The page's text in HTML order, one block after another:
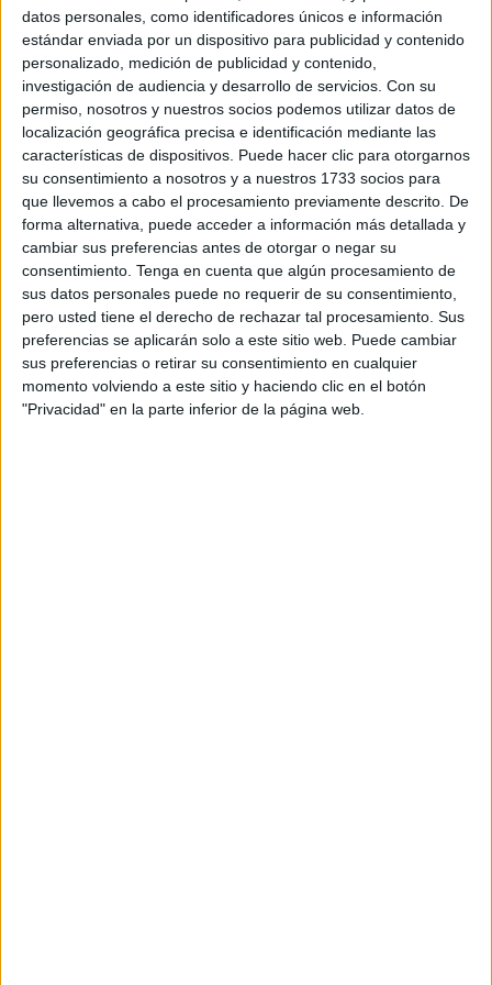
datos personales, como identificadores únicos e información
estándar enviada por un dispositivo para publicidad y contenido
personalizado, medición de publicidad y contenido,
investigación de audiencia y desarrollo de servicios. Con su
permiso, nosotros y nuestros socios podemos utilizar datos de
localización geográfica precisa e identificación mediante las
características de dispositivos. Puede hacer clic para otorgarnos
su consentimiento a nosotros y a nuestros 1733 socios para
que llevemos a cabo el procesamiento previamente descrito. De
forma alternativa, puede acceder a información más detallada y
cambiar sus preferencias antes de otorgar o negar su
consentimiento. Tenga en cuenta que algún procesamiento de
sus datos personales puede no requerir de su consentimiento,
pero usted tiene el derecho de rechazar tal procesamiento. Sus
preferencias se aplicarán solo a este sitio web. Puede cambiar
sus preferencias o retirar su consentimiento en cualquier
momento volviendo a este sitio y haciendo clic en el botón
"Privacidad" en la parte inferior de la página web.
lectora con temática veraniega, creado por nuestra
compi @labulmi y pensado especialmente para los
primeros niveles de Educación Primaria. […]
Publicado en:Comprensión lectora,Educación Primaria,
Lengua,Lengua, Primer Ciclo, Segundo Ciclo,Verano
Etiquetado como:Competencia lingüística,comprensión
lectora,lectura,lectura comprensiva,lengua primaria,
preguntas de comprensión,vacaciones de verano,verano
3 JULIO, 2026PORMARÍA
Aprendemos el vocabulario de
verano con este divertido material